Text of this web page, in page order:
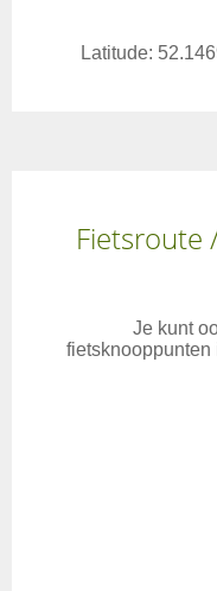
Latitude:
Fietsroute
Je kunt
fietsknooppunten